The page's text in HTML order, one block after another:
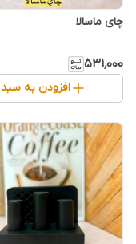
چای ماسالا
۵۳۱٬۰۰۰
افزودن به سبد